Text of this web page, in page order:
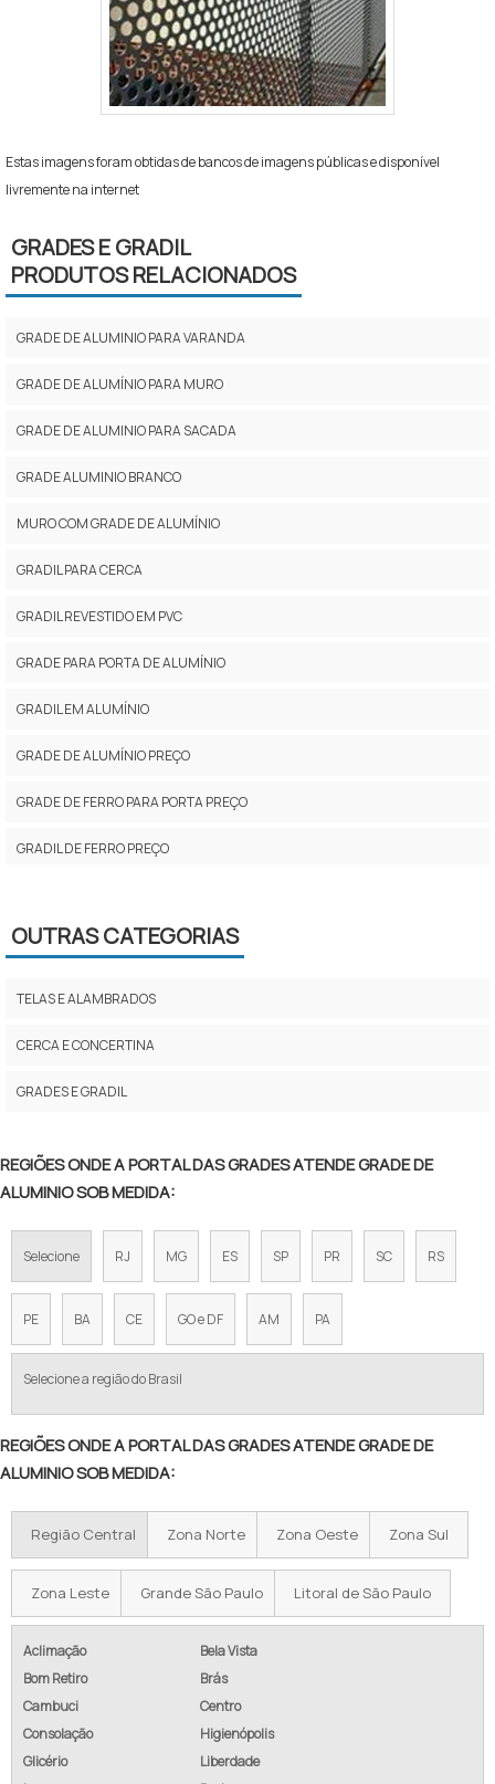
Estas imagens foram obtidas de bancos de imagens públicas e disponível
livremente na internet
GRADES E GRADIL
PRODUTOS RELACIONADOS
GRADE DE ALUMINIO PARA VARANDA
GRADE DE ALUMÍNIO PARA MURO
GRADE DE ALUMINIO PARA SACADA
GRADE ALUMINIO BRANCO
MURO COM GRADE DE ALUMÍNIO
GRADIL PARA CERCA
GRADIL REVESTIDO EM PVC
GRADE PARA PORTA DE ALUMÍNIO
GRADIL EM ALUMÍNIO
GRADE DE ALUMÍNIO PREÇO
GRADE DE FERRO PARA PORTA PREÇO
GRADIL DE FERRO PREÇO
PREÇO DE GRADE DE ALUMÍNIO
GRADE GALVANIZADA PREÇO
GRADE PISO GALVANIZADA PREÇO
PREÇO GRADIL DE FERRO
GRADIL PARA CERCAMENTO PREÇO
GRADIL DE ALUMÍNIO PREÇO
GRADIL DE ALUMÍNIO E VIDRO
GRADIL DE ALUMÍNIO EM PE
GRADIL ALUMINIO BRANCO SP
COMPRAR GRADIL DE ALUMÍNIO BRANCO
OUTRAS CATEGORIAS
TELAS E ALAMBRADOS
CERCA E CONCERTINA
GRADES E GRADIL
REGIÕES ONDE A PORTAL DAS GRADES ATENDE GRADE DE
ALUMINIO SOB MEDIDA:
Selecione RJ MG ES SP PR SC RS
PE BA CE GO e DF AM PA
Selecione a região do Brasil
REGIÕES ONDE A PORTAL DAS GRADES ATENDE GRADE DE
ALUMINIO SOB MEDIDA:
Região Central Zona Norte Zona Oeste Zona Sul
Zona Leste Grande São Paulo Litoral de São Paulo
Aclimação
Bela Vista
Bom Retiro
Brás
Cambuci
Centro
Consolação
Higienópolis
Glicério
Liberdade